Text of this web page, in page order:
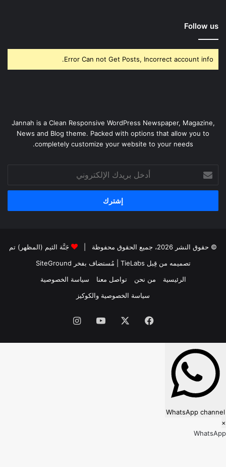
Follow us
Error Can not Get Posts, Incorrect account info.
Jannah is a Clean Responsive WordPress Newspaper, Magazine,
News and Blog theme. Packed with options that allow you to
completely customize your website to your needs.
بريدك
الإلكتروني
© حقوق النشر 2026، جميع الحقوق محفوظة |
جَنَّة الثيم (المظهر) تم
تصميمه من قِبل TieLabs
| مُستضاف بفخر SiteGround
الرئيسية
من نحن تواصل معنا
سياسة الخصوصية
سياسة الخصوصية والكوكيز
فيسبوك ‫YouTubeانستقرام
WhatsApp channel
×
WhatsApp